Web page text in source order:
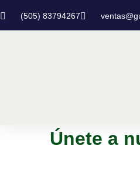
(505) 83794267
Únete a